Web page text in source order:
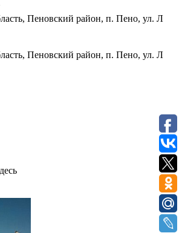
Пеновский район, п. Пено, ул. Л
Пеновский район, п. Пено, ул. Л